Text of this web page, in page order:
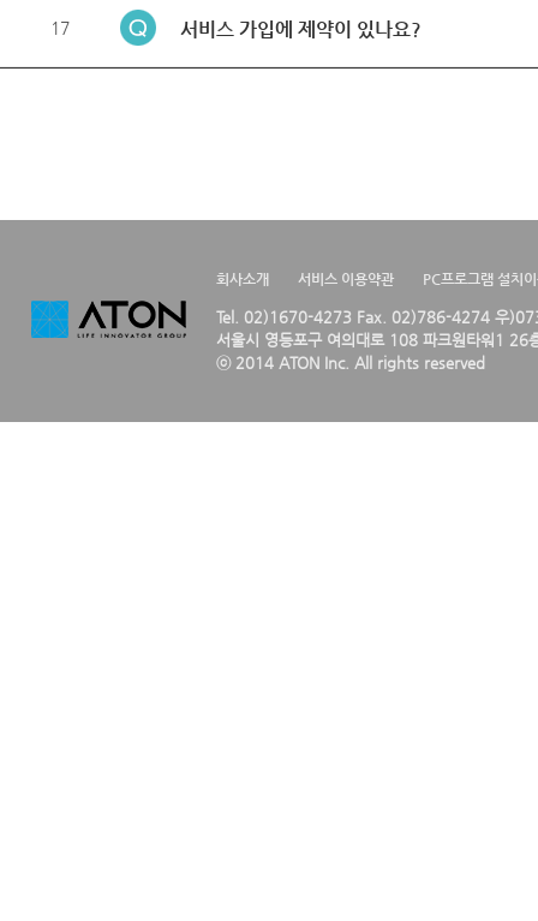
17 서비스 가입에 제약이 있나요?
회사소개 서비스 이용약관 PC프로그램 설치
Tel. 02)1670-4273 Fax. 02)786-4274 우
서울시 영등포구 여의대로 108 파크원타워1 26
ⓒ 2014 ATON Inc. All rights reserved